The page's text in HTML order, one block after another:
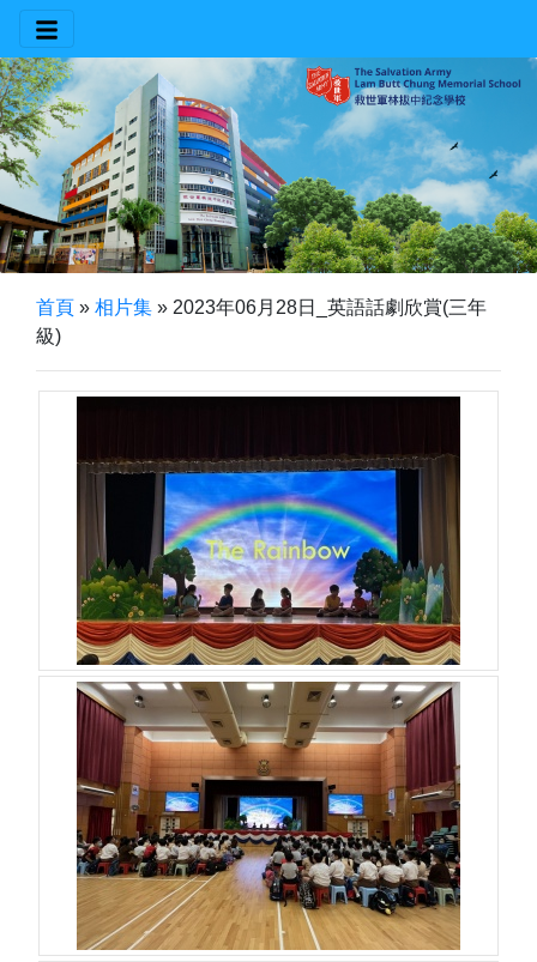
首頁 » 相片集 » 2023年06月28日_英語話劇欣賞(三年
級)